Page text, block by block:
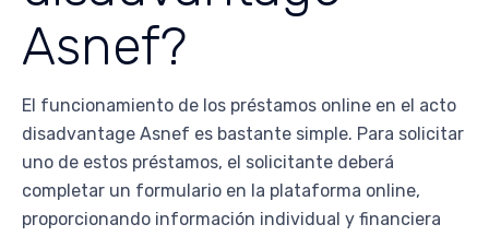
Asnef?
El funcionamiento de los préstamos online en el acto
disadvantage Asnef es bastante simple. Para solicitar
uno de estos préstamos, el solicitante deberá
completar un formulario en la plataforma online,
proporcionando información individual y financiera